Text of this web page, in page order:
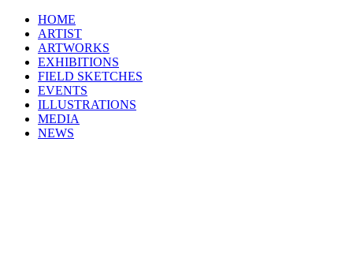
HOME
ARTIST
ARTWORKS
EXHIBITIONS
FIELD SKETCHES
EVENTS
ILLUSTRATIONS
MEDIA
NEWS